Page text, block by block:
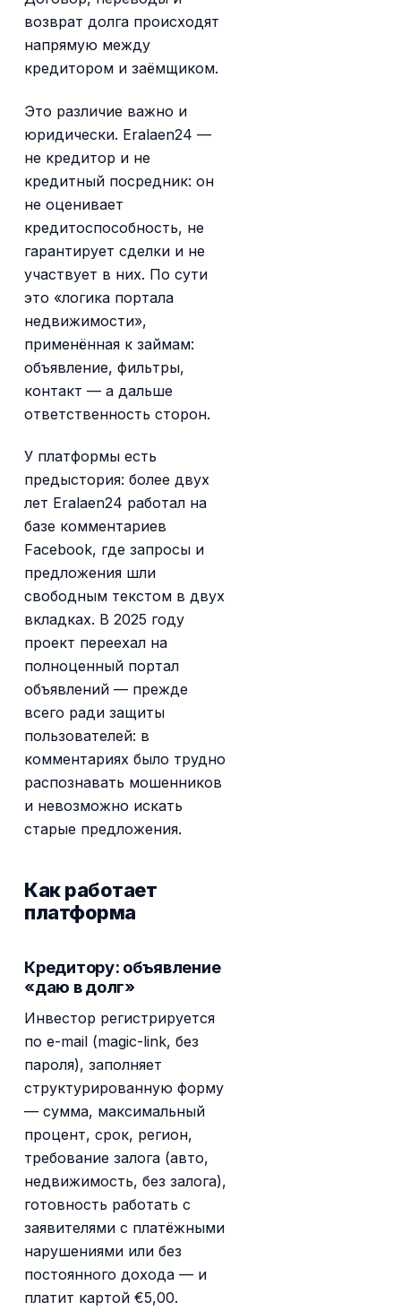
возврат долга происходят
напрямую между
кредитором и заёмщиком.
Это различие важно и
юридически. Eralaen24 —
не кредитор и не
кредитный посредник: он
не оценивает
кредитоспособность, не
гарантирует сделки и не
участвует в них. По сути
это «логика портала
недвижимости»,
применённая к займам:
объявление, фильтры,
контакт — а дальше
ответственность сторон.
У платформы есть
предыстория: более двух
лет Eralaen24 работал на
базе комментариев
Facebook, где запросы и
предложения шли
свободным текстом в двух
вкладках. В 2025 году
проект переехал на
полноценный портал
объявлений — прежде
всего ради защиты
пользователей: в
комментариях было трудно
распознавать мошенников
и невозможно искать
старые предложения.
Как работает
платформа
Кредитору: объявление
«даю в долг»
Инвестор регистрируется
по e-mail (magic-link, без
пароля), заполняет
структурированную форму
— сумма, максимальный
процент, срок, регион,
требование залога (авто,
недвижимость, без залога),
готовность работать с
заявителями с платёжными
нарушениями или без
постоянного дохода — и
платит картой €5,00.